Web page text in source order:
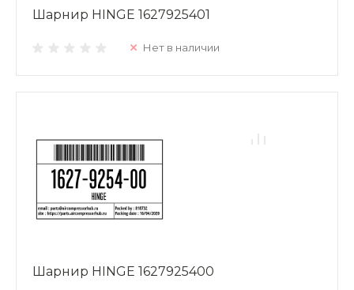
Шарнир HINGE 1627925401
Нет в наличии
Шарнир HINGE 1627925400